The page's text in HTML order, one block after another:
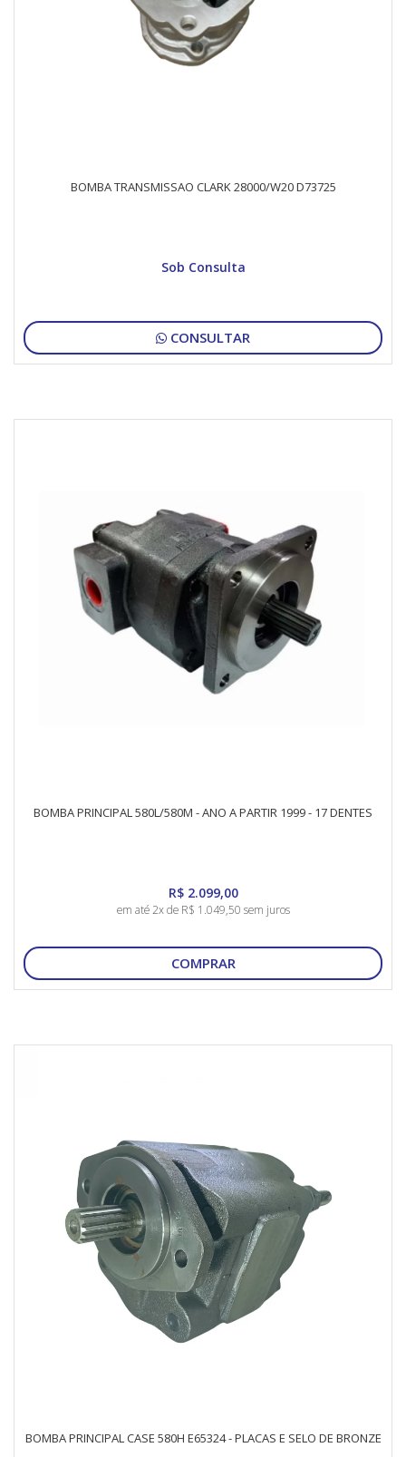
BOMBA TRANSMISSAO CLARK 28000/W20 D73725
Sob Consulta
CONSULTAR
BOMBA PRINCIPAL 580L/580M - ANO A PARTIR 1999 - 17 DENTES
R$ 2.099,00
em até 2x de R$ 1.049,50 sem juros
COMPRAR
BOMBA PRINCIPAL CASE 580H E65324 - PLACAS E SELO DE BRONZE